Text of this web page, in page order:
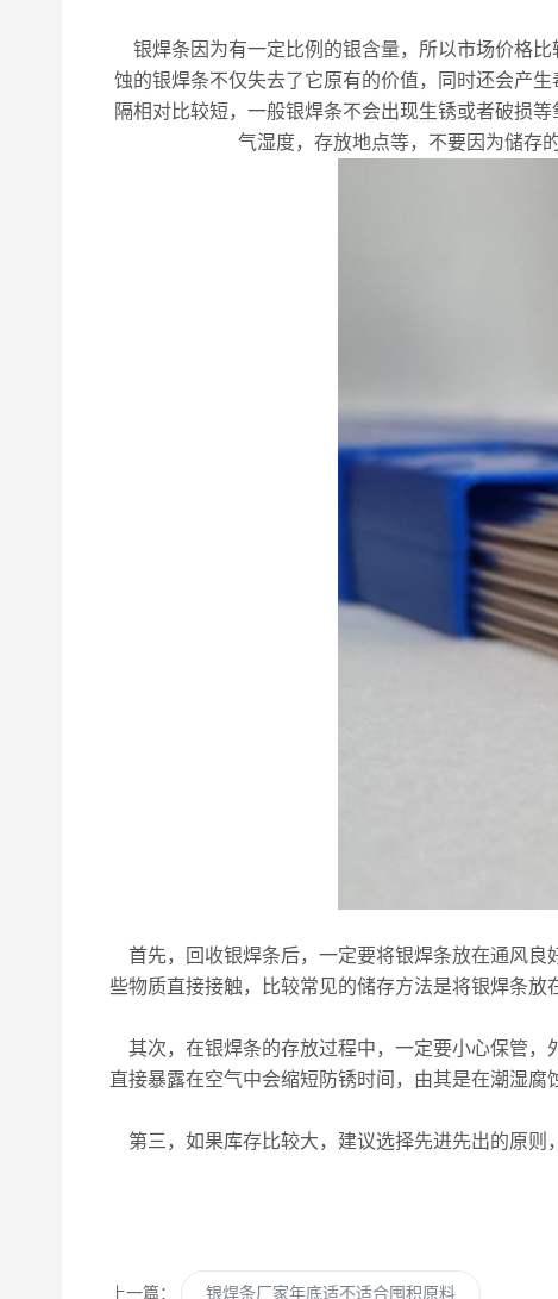
银焊条因为有一定比例的银含量，所以市场价格
蚀的银焊条不仅失去了它原有的价值，同时还会产
隔相对比较短，一般银焊条不会出现生锈或者破损
气湿度，存放地点等，不要因为储存
首先，回收银焊条后，一定要将银焊条放在通风良
些物质直接接触，比较常见的储存方法是将银焊条放
其次，在银焊条的存放过程中，一定要小心保管，
直接暴露在空气中会缩短防锈时间，由其是在潮湿腐
第三，如果库存比较大，建议选择先进先出的原则
上一篇： 银焊条厂家年底适不适合囤积原料